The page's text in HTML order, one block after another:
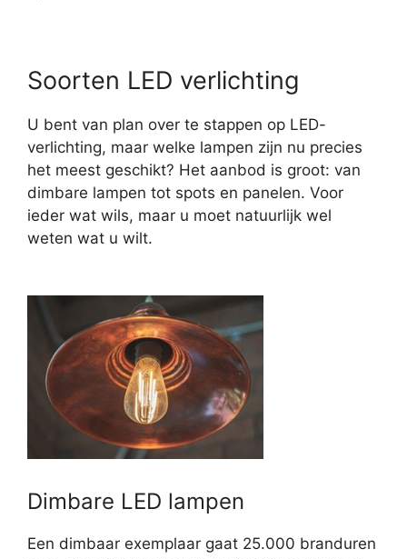
Soorten LED verlichting
U bent van plan over te stappen op LED-
verlichting, maar welke lampen zijn nu precies
het meest geschikt? Het aanbod is groot: van
dimbare lampen tot spots en panelen. Voor
ieder wat wils, maar u moet natuurlijk wel
weten wat u wilt.
Dimbare LED lampen
Een dimbaar exemplaar gaat 25.000 branduren